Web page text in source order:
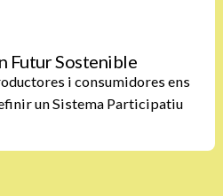
Futur Sostenible
i consumidores ens
un Sistema Participatiu